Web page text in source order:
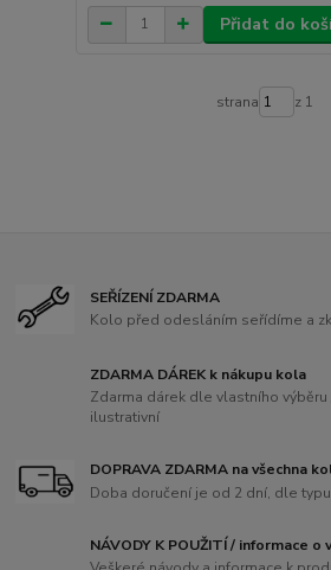
Přidat do
strana z 1
SEŘÍZENÍ ZDARMA
Kolo před odesláním seřídíme a
ZDARMA DÁREK k nákupu kola
Zdarma dárek dle vlastního
ilustrativní
DOPRAVA ZDARMA na všechna
Doba doručení je od 2 dní, dle
NÁVODY K POUŽITÍ / informace o